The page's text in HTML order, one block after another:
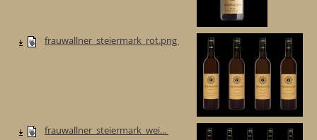
frauwallner_steiermark_rot.png
frauwallner_steiermark_wei...